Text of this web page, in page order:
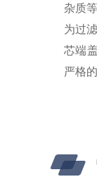
杂质
为过
芯端
严格